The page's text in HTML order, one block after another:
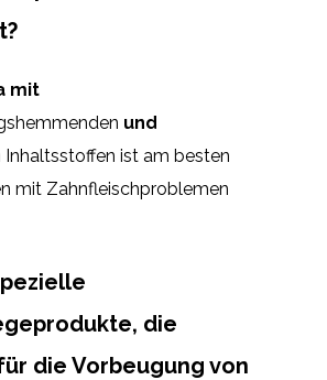
mit
und
ist am besten
mit Zahnfleischproblemen
die
die Vorbeugung von